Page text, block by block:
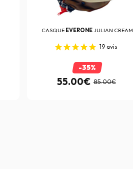
CASQUE EVERONE JULIAN CREAM
19 avis
-35%
55.00€ 85.00€